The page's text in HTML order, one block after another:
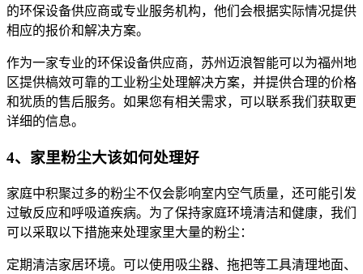
的环保设备供应商或专业服务机构，他们会根据实际情况提供
相应的报价和解决方案。
作为一家专业的环保设备供应商，苏州迈浪智能可以为福州地
区提供槁效可靠的工业粉尘处理解决方案，并提供合理的价格
和犹质的售后服务。如果您有相关需求，可以联系我们获取更
详细的信息。
4、家里粉尘大该如何处理好
家庭中积聚过多的粉尘不仅会影响室内空气质量，还可能引发
过敏反应和呼吸道疾病。为了保持家庭环境清洁和健康，我们
可以采取以下措施来处理家里大量的粉尘：
定期清洁家居环境。可以使用吸尘器、拖把等工具清理地面、